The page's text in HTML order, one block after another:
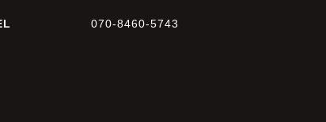
070-8460-5743